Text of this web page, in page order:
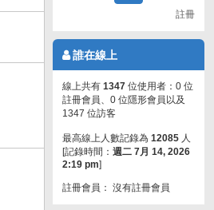
註冊
誰在線上
線上共有 1347 位使用者：0 位
註冊會員、0 位隱形會員以及
1347 位訪客
最高線上人數記錄為 12085 人
[記錄時間： 週二 7月 14, 2026
2:19 pm]
註冊會員： 沒有註冊會員